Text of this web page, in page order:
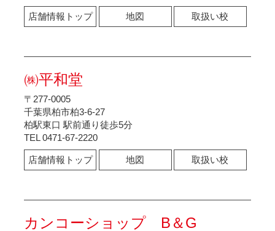
店舗情報トップ 地図 取扱い校
㈱平和堂
〒277-0005
千葉県柏市柏3-6-27
柏駅東口 駅前通り徒歩5分
TEL 0471-67-2220
店舗情報トップ 地図 取扱い校
カンコーショップ B＆G